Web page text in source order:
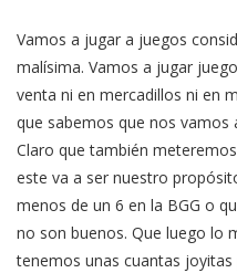
Vamos a jugar a juegos
malísima. Vamos a jugar
venta ni en mercadillos ni en
que sabemos que nos vamos
Claro que también
este va a ser nuestro
menos de un 6 en la BGG o
no son buenos. Que luego lo
tenemos unas cuantas